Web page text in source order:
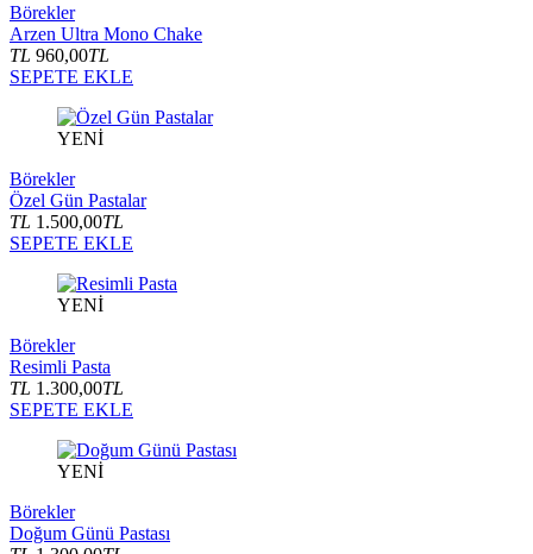
Börekler
Arzen Ultra Mono Chake
TL 960,00TL
SEPETE EKLE
YENİ
Börekler
Özel Gün Pastalar
TL 1.500,00TL
SEPETE EKLE
YENİ
Börekler
Resimli Pasta
TL 1.300,00TL
SEPETE EKLE
YENİ
Börekler
Doğum Günü Pastası